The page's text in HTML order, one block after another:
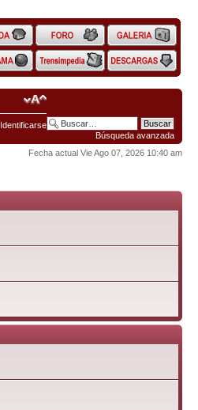
Búsqueda avanzada
Identificarse
Fecha actual Vie Ago 07, 2026 10:40 am